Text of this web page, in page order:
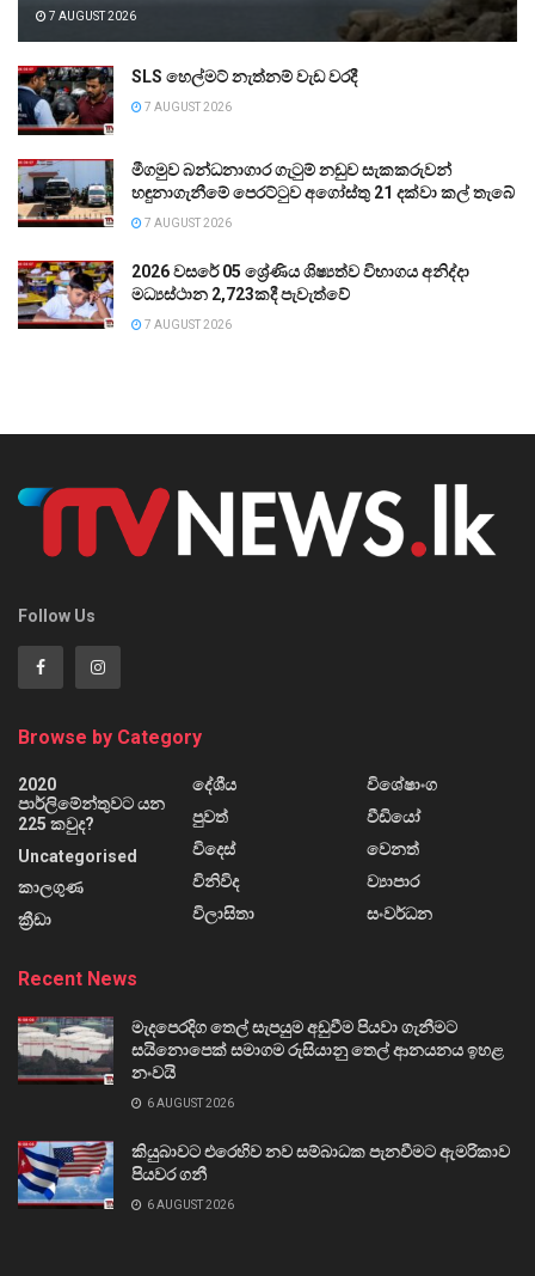
7 AUGUST 2026
SLS හෙල්මට් නැත්නම් වැඩ වරදී
7 AUGUST 2026
මීගමුව බන්ධනාගාර ගැටුම් නඩුව සැකකරුවන්
හඳුනාගැනීමේ පෙරට්ටුව අගෝස්තු 21 දක්වා කල් තැබේ
7 AUGUST 2026
2026 වසරේ 05 ශ්‍රේණිය ශිෂ්‍යත්ව විභාගය අනිද්දා
මධ්‍යස්ථාන 2,723කදී පැවැත්වේ
7 AUGUST 2026
Follow Us
Browse by Category
2020
පාර්ලිමේන්තුවට යන
225 කවුද?
Uncategorised
කාලගුණ
ක්‍රීඩා
දේශීය
පුවත්
විදෙස්
විනිවිද
විලාසිතා
විශේෂාංග
වීඩියෝ
වෙනත්
ව්‍යාපාර
සංවර්ධන
Recent News
මැදපෙරදිග තෙල් සැපයුම අඩුවීම පියවා ගැනීමට
සයිනොපෙක් සමාගම රුසියානු තෙල් ආනයනය ඉහළ
නංවයි
6 AUGUST 2026
කියුබාවට එරෙහිව නව සම්බාධක පැනවීමට ඇමරිකාව
පියවර ගනී
6 AUGUST 2026